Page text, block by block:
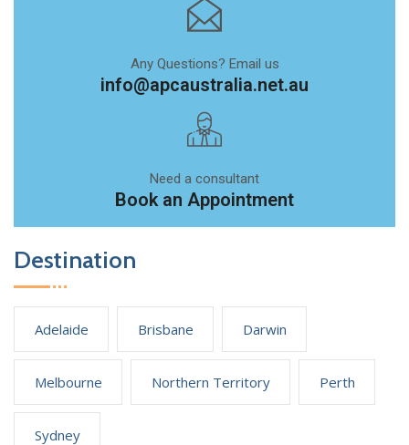
Any Questions? Email us
info@apcaustralia.net.au
Need a consultant
Book an Appointment
Destination
Adelaide Brisbane Darwin
Melbourne Northern Territory Perth
Sydney